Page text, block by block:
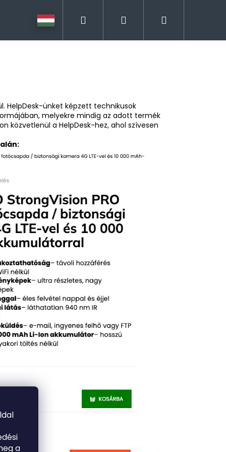
a
Keresés Bejelentkezés
HelpDesk-ünket képzett technikusok
melyekre mindig az adott termék
közvetlenül a HelpDesk-hez, ahol szívesen